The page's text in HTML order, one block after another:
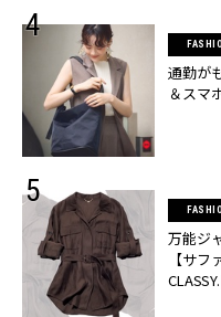
通勤が
＆スマ
万能ジ
【サ